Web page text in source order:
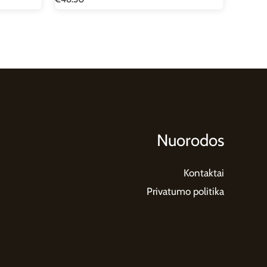
Nuorodos
Kontaktai
Privatumo politika